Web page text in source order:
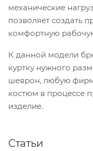
механические
позволяет создать
комфортную
К данной модели
куртку нужного
шеврон, любую
костюм в процессе
изделие.
Статьи